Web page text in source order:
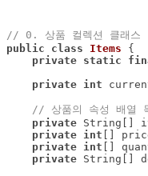
// 0. 상품 컬렉션 클래스
public
class Items
private static
private int
// 상품의 속성 배열
private String[]
private int []
private int []
private String[]